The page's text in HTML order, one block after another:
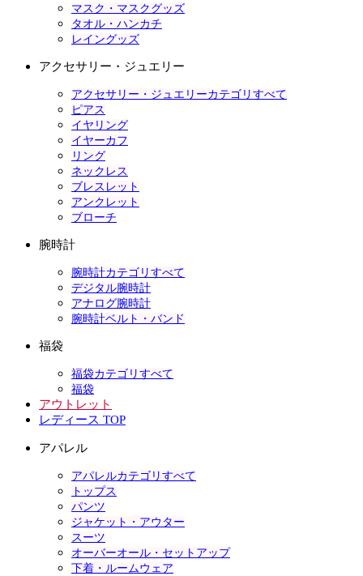
マスク・マスクグッズ
タオル・ハンカチ
レイングッズ
アクセサリー・ジュエリー
アクセサリー・ジュエリーカテゴリすべて
ピアス
イヤリング
イヤーカフ
リング
ネックレス
ブレスレット
アンクレット
ブローチ
腕時計
腕時計カテゴリすべて
デジタル腕時計
アナログ腕時計
腕時計ベルト・バンド
福袋
福袋カテゴリすべて
福袋
アウトレット
レディース TOP
アパレル
アパレルカテゴリすべて
トップス
パンツ
ジャケット・アウター
スーツ
オーバーオール・セットアップ
下着・ルームウェア